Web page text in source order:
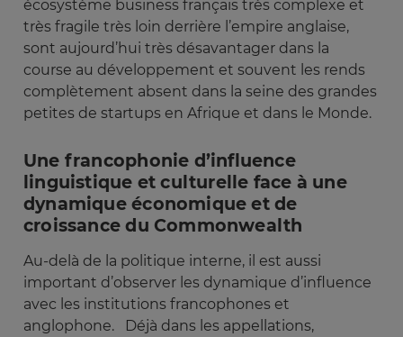
écosystème business français très complexe et
très fragile très loin derrière l’empire anglaise,
sont aujourd’hui très désavantager dans la
course au développement et souvent les rends
complètement absent dans la seine des grandes
petites de startups en Afrique et dans le Monde.
Une francophonie d’influence
linguistique et culturelle face à une
dynamique économique et de
croissance du Commonwealth
Au-delà de la politique interne, il est aussi
important d’observer les dynamique d’influence
avec les institutions francophones et
anglophone.
Déjà dans les appellations,